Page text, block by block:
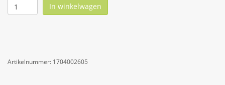
In winkelwagen
Artikelnummer: 1704002605